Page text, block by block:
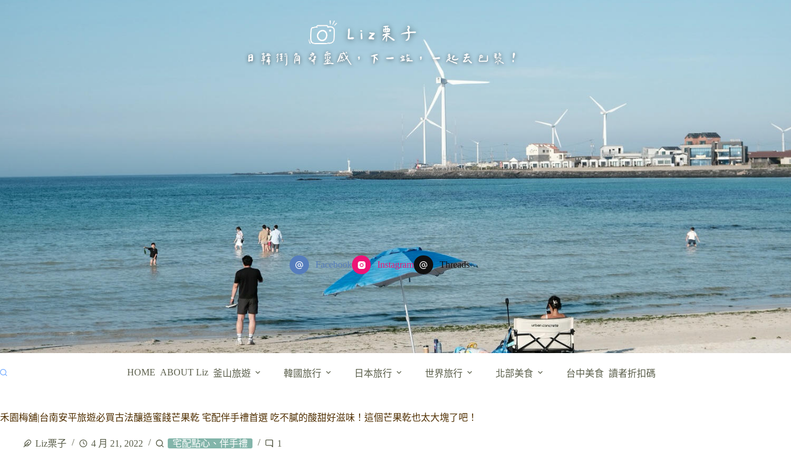
Facebook Instagram Threads
HOME ABOUT Liz 釜山旅遊 韓國旅行 日本旅行 世界旅行 北部美食 台中美食 讀者折扣碼
禾園梅舖|台南安平旅遊必買古法釀造蜜餞芒果乾 宅配伴手禮首選 吃不膩的酸甜好滋味！這個芒果乾也太大塊了吧！
Liz栗子 4 月 21, 2022 宅配點心、伴手禮 1